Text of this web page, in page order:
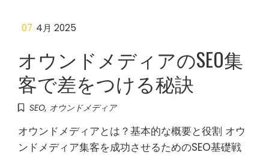
07 4月 2025
オウンドメディアのSEO集
客で差をつける秘訣
SEO, オウンドメディア
オウンドメディアとは？基本的な概要と役割 オウ
ンドメディア集客を成功させるためのSEO基礎戦